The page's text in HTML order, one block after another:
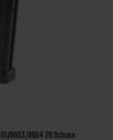
R603/R604 28 Schuss